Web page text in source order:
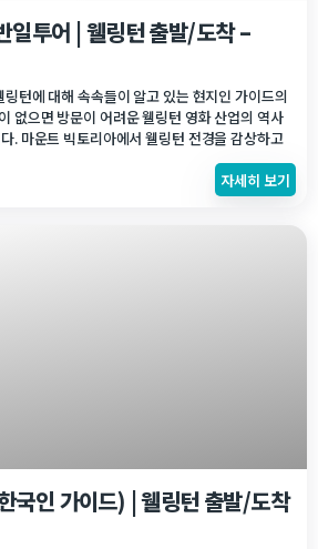
일투어 | 웰링턴 출발/도착 –
턴에 대해 속속들이 알고 있는 현지인 가이드의
없으면 방문이 어려운 웰링턴 영화 산업의 역사
. 마운트 빅토리아에서 웰링턴 전경을 감상하고
영화산업의 메카 웨타 워크 샵에서 투어를 하면서
들을 발견하거나 운이 좋으면 아트스트들의 새로
는 기회가 생기거나 다양한 기념품도 구매가 가능
자세히 보기
국인 가이드) | 웰링턴 출발/도착